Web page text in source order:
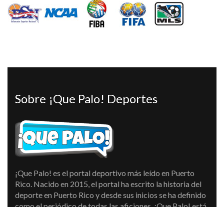
Sobre ¡Que Palo! Deportes
¡Que Palo! es el portal deportivo más leído en Puerto
Rico. Nacido en 2015, el portal ha escrito la historia del
deporte en Puerto Rico y desde sus inicios se ha definido